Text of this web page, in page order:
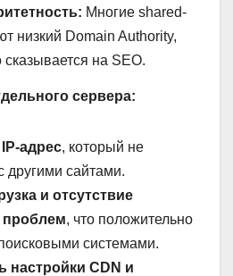
Многие shared-
низкий Domain Authority,
сказывается на SEO.
сервера:
адрес, который не
другими сайтами.
и отсутствие
проблем, что положительно
системами.
настройки CDN и